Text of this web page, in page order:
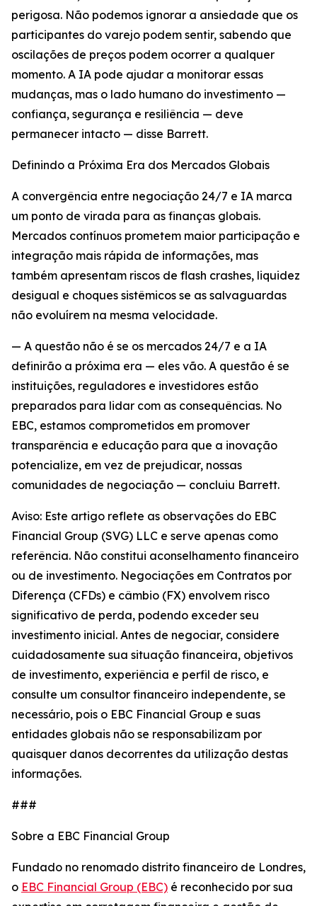
perigosa. Não podemos ignorar a ansiedade que os
participantes do varejo podem sentir, sabendo que
oscilações de preços podem ocorrer a qualquer
momento. A IA pode ajudar a monitorar essas
mudanças, mas o lado humano do investimento —
confiança, segurança e resiliência — deve
permanecer intacto — disse Barrett.
Definindo a Próxima Era dos Mercados Globais
A convergência entre negociação 24/7 e IA marca
um ponto de virada para as finanças globais.
Mercados contínuos prometem maior participação e
integração mais rápida de informações, mas
também apresentam riscos de flash crashes, liquidez
desigual e choques sistêmicos se as salvaguardas
não evoluírem na mesma velocidade.
— A questão não é se os mercados 24/7 e a IA
definirão a próxima era — eles vão. A questão é se
instituições, reguladores e investidores estão
preparados para lidar com as consequências. No
EBC, estamos comprometidos em promover
transparência e educação para que a inovação
potencialize, em vez de prejudicar, nossas
comunidades de negociação — concluiu Barrett.
Aviso: Este artigo reflete as observações do EBC
Financial Group (SVG) LLC e serve apenas como
referência. Não constitui aconselhamento financeiro
ou de investimento. Negociações em Contratos por
Diferença (CFDs) e câmbio (FX) envolvem risco
significativo de perda, podendo exceder seu
investimento inicial. Antes de negociar, considere
cuidadosamente sua situação financeira, objetivos
de investimento, experiência e perfil de risco, e
consulte um consultor financeiro independente, se
necessário, pois o EBC Financial Group e suas
entidades globais não se responsabilizam por
quaisquer danos decorrentes da utilização destas
informações.
###
Sobre a EBC Financial Group
Fundado no renomado distrito financeiro de Londres,
o EBC Financial Group (EBC) é reconhecido por sua